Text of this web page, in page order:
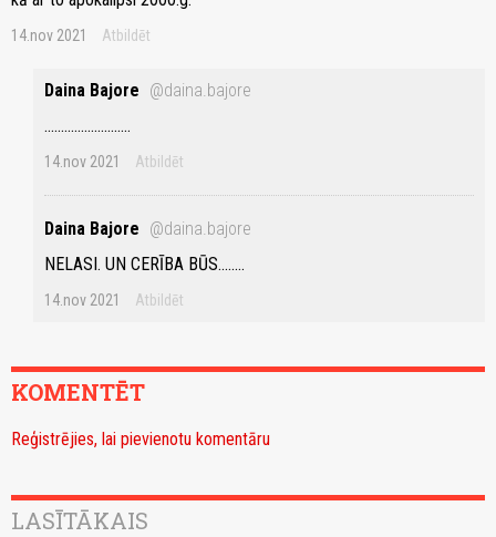
14.nov 2021 Atbildēt
Daina Bajore @daina.bajore
..........................
14.nov 2021 Atbildēt
Daina Bajore @daina.bajore
NELASI. UN CERĪBA BŪS........
14.nov 2021 Atbildēt
KOMENTĒT
Reģistrējies, lai pievienotu komentāru
LASĪTĀKAIS